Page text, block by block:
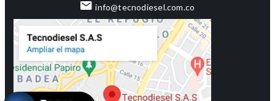
info@tecnodiesel.com.co